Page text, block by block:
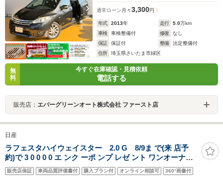
通常ローン 月々3,300円
年式 2013年 走行 5.0万km
車検
車検整備付 修復
なし
保証
保証付 整備
法定整備付
住所
埼玉県さいたま市緑区
無
料
今すぐ在庫確認・見積依頼
電話する
販売店： エバーグリーンオート株式会社 ファースト店
日産
ラフェスタハイウェイスター 2.0 G 8/9ま で(来 店予
約)で 3 0 0 0 0 エ ンク ーポ ンプ レゼ ント ワンオーナー
禁煙車 純正SDナビ フリップダウンモニター バックカメ
販売店保証 車両品質評価書付 購入プラン付 オンライン相談可 360°画像付